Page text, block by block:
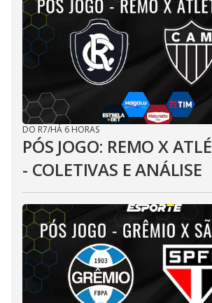
DO R7/HÁ 6 HORAS
PÓS JOGO: REMO X
- COLETIVAS E ANÁLISE